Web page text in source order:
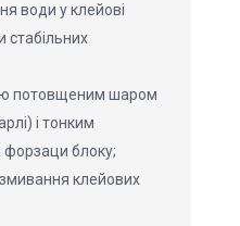
води у клейові
стабільних
потовщеним шаром
і тонким
блоку;
клейових